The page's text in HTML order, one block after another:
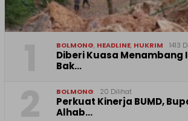
BOLMONG, HEADLINE, HUKRIM 1413
Diberi Kuasa Menambang
Bak…
BOLMONG 20 Dilihat
Perkuat Kinerja BUMD,
Alhab…